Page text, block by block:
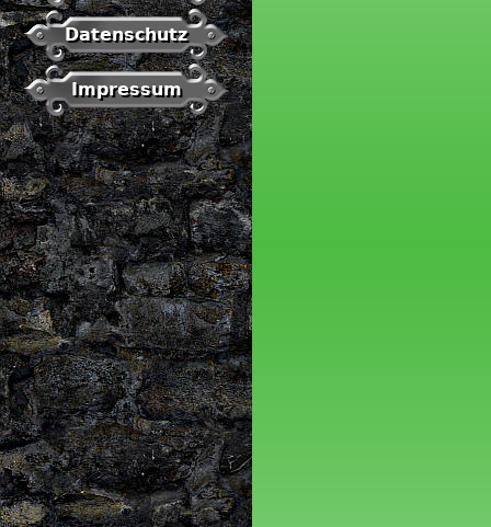
Datenschutz
Impressum